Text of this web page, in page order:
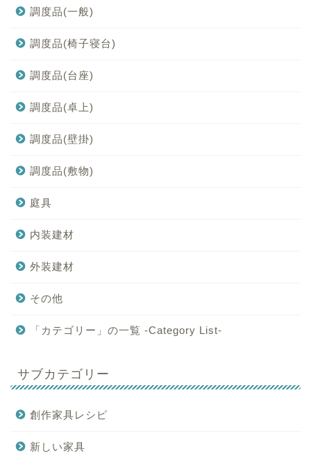
調度品(一般)
調度品(椅子寝台)
調度品(台座)
調度品(卓上)
調度品(壁掛)
調度品(敷物)
庭具
内装建材
外装建材
その他
「カテゴリー」の一覧 -Category List-
サブカテゴリー
創作家具レシピ
新しい家具